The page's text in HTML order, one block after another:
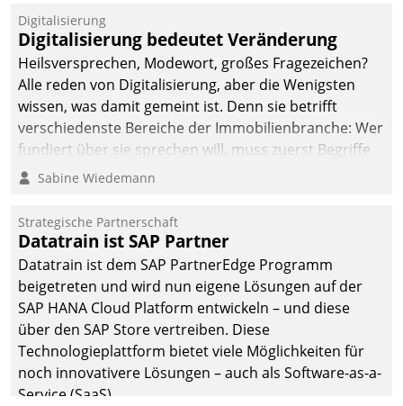
Digitalisierung
Digitalisierung bedeutet Veränderung
Heilsversprechen, Modewort, großes Fragezeichen?
Alle reden von Digitalisierung, aber die Wenigsten
wissen, was damit gemeint ist. Denn sie betrifft
verschiedenste Bereiche der Immobilienbranche: Wer
fundiert über sie sprechen will, muss zuerst Begriffe
klären. Ein Aspekt ist die betriebliche Optimierung:
Einsparungen durch optimierte und automatisierte
Prozesse. Doch man darf nicht zu viel erwarten: Allein
mit der Einführung einer neuen Software ist es nicht
getan. Die Digitalisierung erfordert von Unternehmen
die Bereitschaft, sich zu überprüfen, zu hinterfragen
und zu verändern.
Sabine Wiedemann
Strategische Partnerschaft
Datatrain ist SAP Partner
Datatrain ist dem SAP PartnerEdge Programm
beigetreten und wird nun eigene Lösungen auf der
SAP HANA Cloud Platform entwickeln – und diese
über den SAP Store vertreiben. Diese
Technologieplattform bietet viele Möglichkeiten für
noch innovativere Lösungen – auch als Software-as-a-
Service (SaaS).